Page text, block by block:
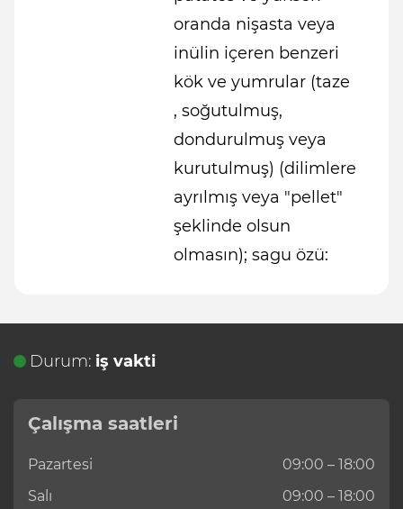
oranda nişasta veya
inülin içeren benzeri
kök ve yumrular (taze
, soğutulmuş,
dondurulmuş veya
kurutulmuş) (dilimlere
ayrılmış veya "pellet"
şeklinde olsun
olmasın); sagu özü:
Durum: iş vakti
Çalışma saatleri
Pazartesi
09:00 – 18:00
Salı
09:00 – 18:00